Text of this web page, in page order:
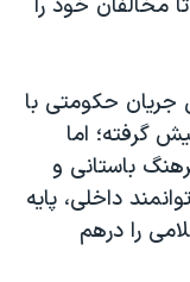
مخالفان خود را
جریان حکومتی با
گرفته؛ اما
باستانی و
داخلی، پایه
را درهم